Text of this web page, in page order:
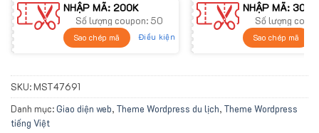
NHẬP MÃ: 200K
Số lượng coupon: 50
Sao chép mã Điều kiện
NHẬP MÃ: 300K
Số lượng
Sao chép mã
SKU: MST47691
Danh mục:Giao diện web, Theme Wordpress du lịch, Theme Wordpress
tiếng Việt